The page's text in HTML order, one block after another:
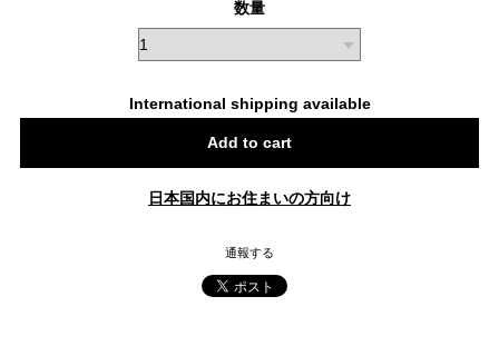
数量
International shipping available
Add to cart
日本国内にお住まいの方向け
通報する